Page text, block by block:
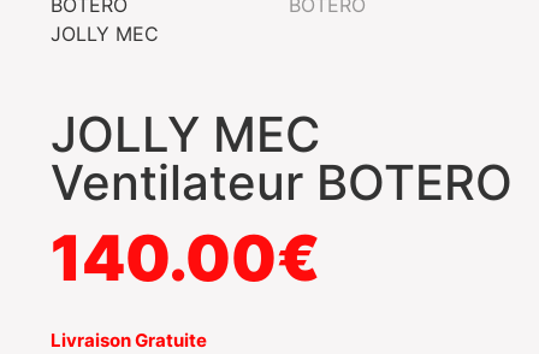
JOLLY MEC
Ventilateur BOTERO
140.00€
Livraison Gratuite